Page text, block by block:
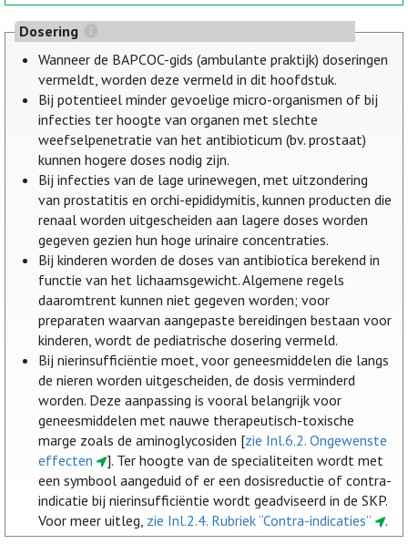
Dosering
Wanneer de BAPCOC-gids (ambulante praktijk) doseringen
vermeldt, worden deze vermeld in dit hoofdstuk.
Bij potentieel minder gevoelige micro-organismen of bij
infecties ter hoogte van organen met slechte
weefselpenetratie van het antibioticum (bv. prostaat)
kunnen hogere doses nodig zijn.
Bij infecties van de lage urinewegen, met uitzondering
van prostatitis en orchi-epididymitis, kunnen producten die
renaal worden uitgescheiden aan lagere doses worden
gegeven gezien hun hoge urinaire concentraties.
Bij kinderen worden de doses van antibiotica berekend in
functie van het lichaamsgewicht. Algemene regels
daaromtrent kunnen niet gegeven worden; voor
preparaten waarvan aangepaste bereidingen bestaan voor
kinderen, wordt de pediatrische dosering vermeld.
Bij nierinsufficiëntie moet, voor geneesmiddelen die langs
de nieren worden uitgescheiden, de dosis verminderd
worden. Deze aanpassing is vooral belangrijk voor
geneesmiddelen met nauwe therapeutisch-toxische
marge zoals de aminoglycosiden [zie Inl.6.2. Ongewenste
effecten
]. Ter hoogte van de specialiteiten wordt met
een symbool aangeduid of er een dosisreductie of contra-
indicatie bij nierinsufficiëntie wordt geadviseerd in de SKP.
Voor meer uitleg, zie Inl.2.4. Rubriek “Contra-indicaties”
.